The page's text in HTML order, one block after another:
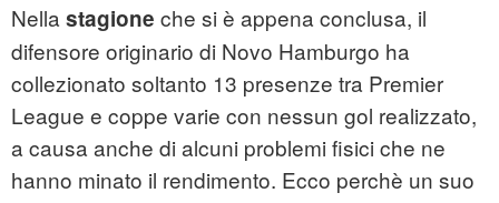
Nella stagione che si è appena conclusa, il
difensore originario di Novo Hamburgo ha
collezionato soltanto 13 presenze tra Premier
League e coppe varie con nessun gol realizzato,
a causa anche di alcuni problemi fisici che ne
hanno minato il rendimento. Ecco perchè un suo